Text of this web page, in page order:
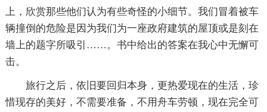
上，欣赏那些他们认为有些奇怪的小细节。我们冒着被车
辆撞倒的危险是因为我们为一座政府建筑的屋顶或是刻在
墙上的题字所吸引……。书中给出的答案在我心中无懈可
击。
旅行之后，依旧要回归本身，更热爱现在的生活，珍
惜现存的美好，不需要准备，不用舟车劳顿，现在完全可